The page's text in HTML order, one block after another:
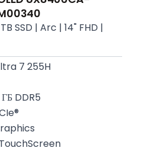
SSD | Arc | 14" FHD |
7 255H
ГБ DDR5
TouchScreen